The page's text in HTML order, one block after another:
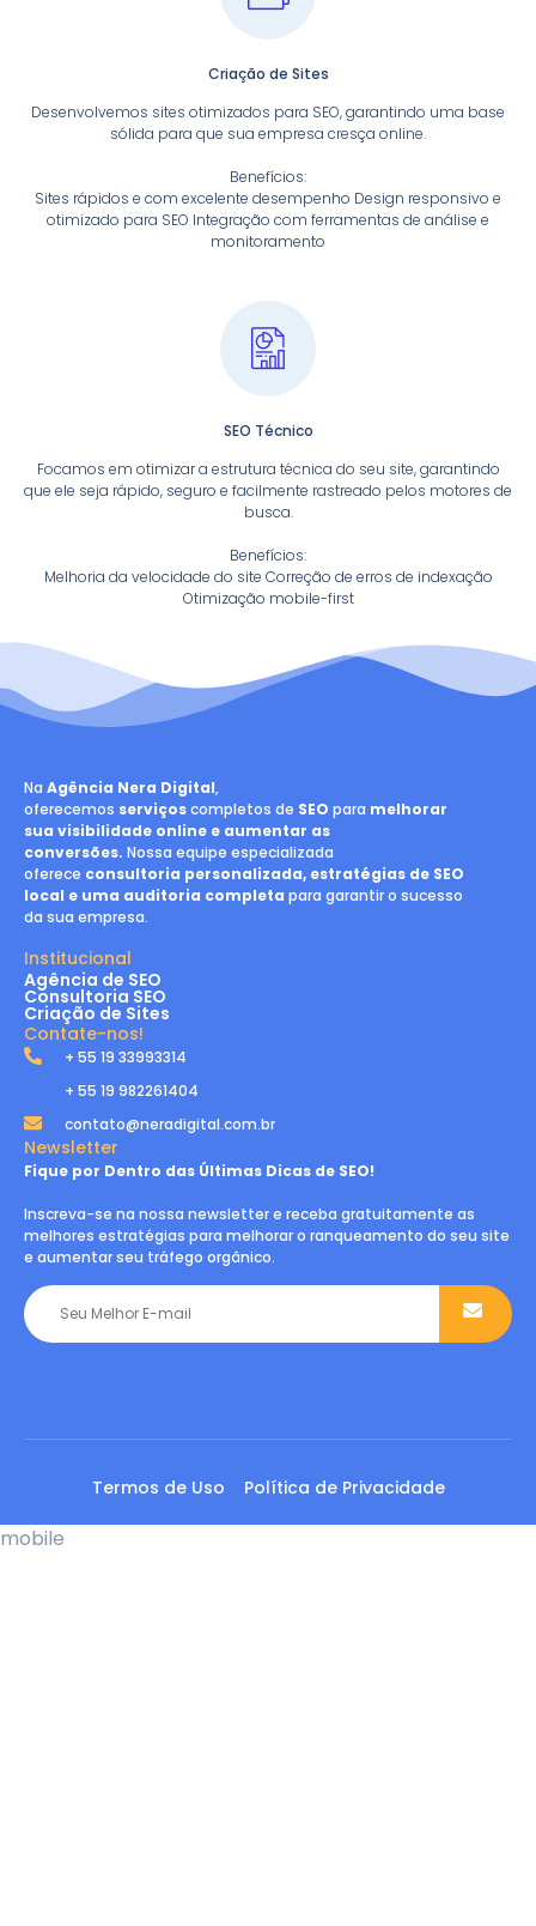
Criação de Sites
Desenvolvemos sites otimizados para SEO, garantindo uma base
sólida para que sua empresa cresça online.
Benefícios:
Sites rápidos e com excelente desempenho Design responsivo e
otimizado para SEO Integração com ferramentas de análise e
monitoramento
SEO Técnico
Focamos em otimizar a estrutura técnica do seu site, garantindo
que ele seja rápido, seguro e facilmente rastreado pelos motores de
busca.
Benefícios:
Melhoria da velocidade do site Correção de erros de indexação
Otimização mobile-first
Na Agência Nera Digital,
oferecemos serviçoscompletos de SEO para melhorar
sua visibilidade online e aumentar as
conversões. Nossa equipe especializada
oferece consultoria personalizada, estratégias de SEO
local e uma auditoria completa para garantir o sucesso
da sua empresa.
Institucional
Agência de SEO
Consultoria SEO
Criação de Sites
Contate-nos!
+ 55 19 33993314
+ 55 19 982261404
contato@neradigital.com.br
Newsletter
Fique por Dentro das Últimas Dicas de SEO!
Inscreva-se na nossa newsletter e receba gratuitamente as
melhores estratégias para melhorar o ranqueamento do seu site
e aumentar seu tráfego orgânico.
Termos de Uso Política de Privacidade